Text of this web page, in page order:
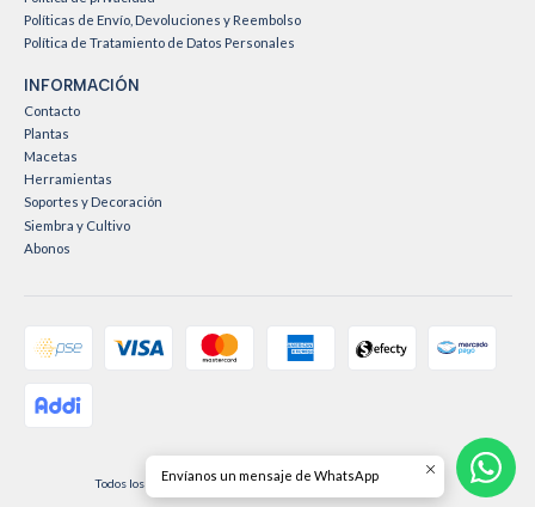
Políticas de Envío, Devoluciones y Reembolso
Política de Tratamiento de Datos Personales
INFORMACIÓN
Contacto
Plantas
Macetas
Herramientas
Soportes y Decoración
Siembra y Cultivo
Abonos
Todos los derechos reservados.Desarrollado por Jumpseller
Envíanos un mensaje de WhatsApp